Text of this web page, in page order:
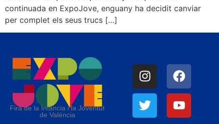
continuada en ExpoJove, enguany ha decidit canviar
per complet els seus trucs […]
Fira de la Infància i la Joventut
de València